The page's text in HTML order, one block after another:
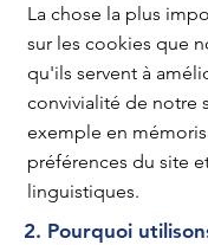
La chose la plus
sur les cookies que
qu'ils servent à
convivialité de notre
exemple en
préférences du site
linguistiques.
2. Pourquoi